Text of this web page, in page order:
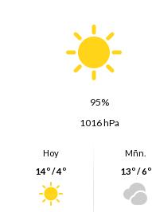
95%
1016 hPa
Hoy
14º / 4º
Mñn.
13º / 6º